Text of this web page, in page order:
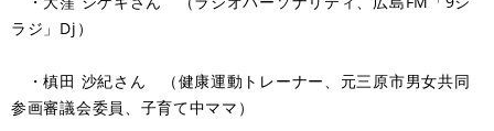
ラジ」Dj）
・槙田 沙紀さん （健康運動トレーナー、元三原市男女共同
参画審議会委員、子育て中ママ）